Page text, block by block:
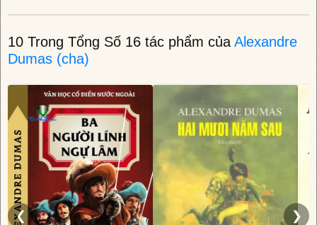
10 Trong Tổng Số 16 tác phẩm của Alexandre
Dumas (cha)
❮ ❯